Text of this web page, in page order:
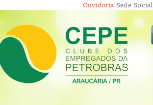
Ouvidoria Sede